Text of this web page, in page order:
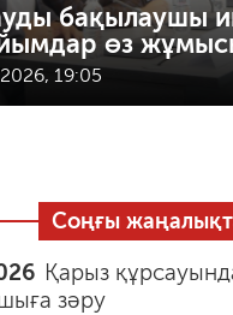
бақылаушы
өз
19:05
Соңғы
Қарыз
зәру